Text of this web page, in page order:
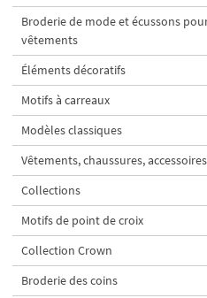
Broderie de mode et écussons
vêtements
Éléments décoratifs
Motifs à carreaux
Modèles classiques
Vêtements, chaussures, accessoires
Collections
Motifs de point de croix
Collection Crown
Broderie des coins